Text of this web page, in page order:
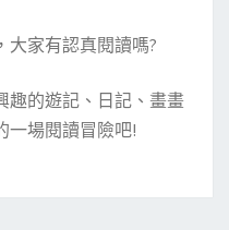
大家有認真閱讀嗎?
趣的遊記、日記、畫畫
一場閱讀冒險吧!